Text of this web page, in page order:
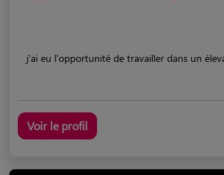
j'ai eu l'opportunité de travailler dans un
Voir le profil